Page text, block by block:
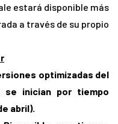
estará disponible más
a través de su propio
optimizadas del
se inician por tiempo
abril).